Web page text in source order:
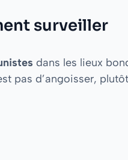
surveiller
dans les lieux
pas d’angoisser,